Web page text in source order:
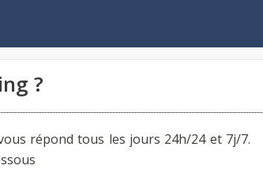
?
répond tous les jours 24h/24 et 7j/7.